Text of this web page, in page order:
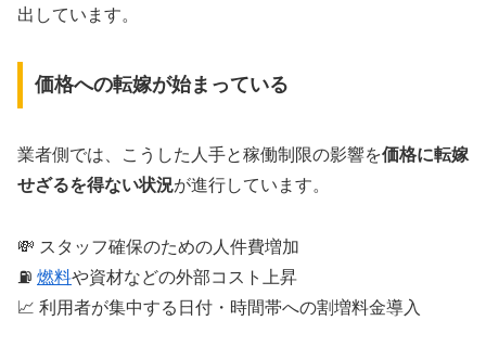
出しています。
価格への転嫁が始まっている
業者側では、こうした人手と稼働制限の影響を価格に転嫁
せざるを得ない状況が進行しています。
💸 スタッフ確保のための人件費増加
⛽ 燃料や資材などの外部コスト上昇
📈 利用者が集中する日付・時間帯への割増料金導入